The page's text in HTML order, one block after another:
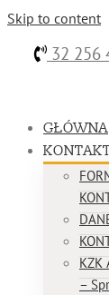
Skip to content
32 256
GŁÓWNA
KZK
–